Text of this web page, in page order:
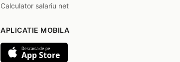
Calculator salariu net
APLICATIE MOBILA
Descarca de pe
App Store